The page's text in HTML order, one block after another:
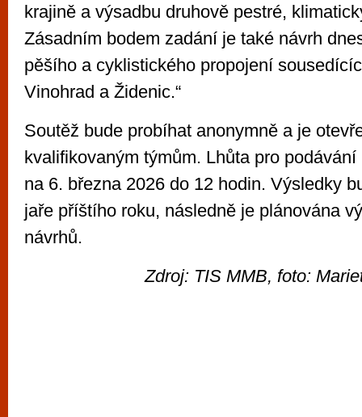
krajině a výsadbu druhově pestré,
Zásadním bodem zadání je také návrh
pěšího a cyklistického propojení
Vinohrad a Židenic.“
Soutěž bude probíhat anonymně a je
kvalifikovaným týmům. Lhůta pro
na 6. března 2026 do 12 hodin. Výsledky
jaře příštího roku, následně je plánována
návrhů.
Zdroj: TIS MMB, foto: